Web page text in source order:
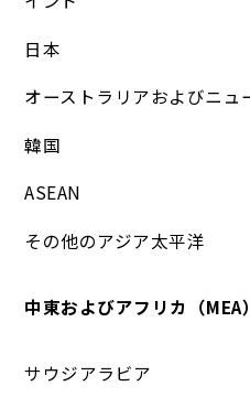
日本
オーストラリアおよびニュ
韓国
ASEAN
その他のアジア太平洋
中東およびアフリカ（MEA）
サウジアラビア